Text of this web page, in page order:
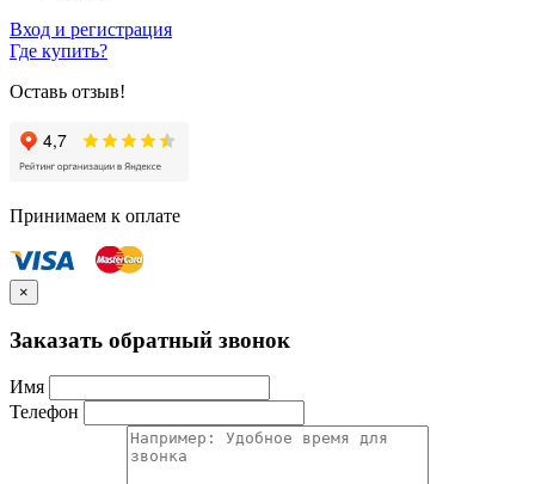
Вход и регистрация
Где купить?
Оставь отзыв!
Принимаем к оплате
×
Заказать обратный звонок
Имя
Телефон